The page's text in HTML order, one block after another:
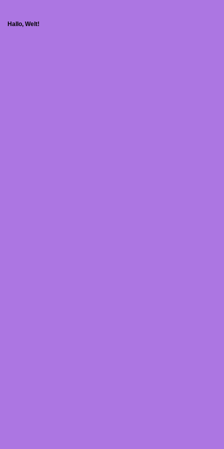
Hallo, Welt!